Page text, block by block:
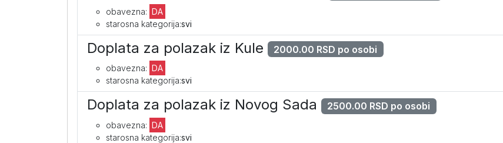
obavezna: DA
starosna kategorija:svi
Doplata za polazak iz Kule 2000.00 RSD po osobi
obavezna: DA
starosna kategorija:svi
Doplata za polazak iz Novog Sada 2500.00 RSD po osobi
obavezna: DA
starosna kategorija:svi